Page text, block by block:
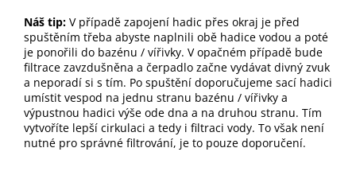
Náš tip: V případě zapojení hadic přes okraj je před
spuštěním třeba abyste naplnili obě hadice vodou a poté
je ponořili do bazénu / vířivky. V opačném případě bude
filtrace zavzdušněna a čerpadlo začne vydávat divný zvuk
a neporadí si s tím. Po spuštění doporučujeme sací hadici
umístit vespod na jednu stranu bazénu / vířivky a
výpustnou hadici výše ode dna a na druhou stranu. Tím
vytvoříte lepší cirkulaci a tedy i filtraci vody. To však není
nutné pro správné filtrování, je to pouze doporučení.